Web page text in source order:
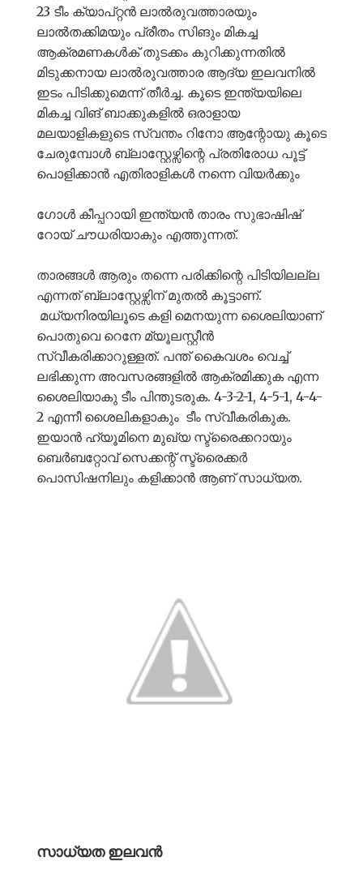
23 ടീം ക്യാപ്റ്റൻ ലാൽരുവത്താരയും
ലാൽതക്കിമയും പ്രീതം സിങും മികച്ച
ആക്രമണകൾക് തുടക്കം കുറിക്കുന്നതിൽ
മിടുക്കനായ ലാൽരുവത്താര ആദ്യ ഇലവനിൽ
ഇടം പിടിക്കുമെന്ന് തീർച്ച. കൂടെ ഇന്ത്യയിലെ
മികച്ച വിങ് ബാക്കുകളിൽ ഒരാളായ
മലയാളികളുടെ സ്വന്തം റിനോ ആന്റോയു കൂടെ
ചേരുമ്പോൾ ബ്ലാസ്റ്റേഴ്സിന്റെ പ്രതിരോധ പൂട്ട്
പൊളിക്കാൻ എതിരാളികൾ നന്നെ വിയർക്കും
ഗോൾ കീപ്പറായി ഇന്ത്യൻ താരം സുഭാഷിഷ്
റോയ് ചൗധരിയാകും എത്തുന്നത്.
താരങ്ങൾ ആരും തന്നെ പരിക്കിന്റെ പിടിയിലല്ല
എന്നത് ബ്ലാസ്റ്റേഴ്സിന് മുതൽ കൂട്ടാണ്.
മധ്യനിരയിലൂടെ കളി മെനയുന്ന ശൈലിയാണ്
പൊതുവെ റെനേ മ്യൂലസ്റ്റീൻ
സ്വീകരിക്കാറുള്ളത്. പന്ത് കൈവശം വെച്ച്
ലഭിക്കുന്ന അവസരങ്ങളിൽ ആക്രമിക്കുക എന്ന
ശൈലിയാകു ടീം പിന്തുടരുക. 4-3-2-1, 4-5-1, 4-4-
2 എന്നീ ശൈലികളാകും ടീം സ്വീകരികുക.
ഇയാൻ ഹ്യൂമിനെ മുഖ്യ സ്ട്രൈക്കറായും
ബെർബറ്റോവ് സെക്കന്റ് സ്ട്രൈക്കർ
പൊസിഷനിലും കളിക്കാൻ ആണ് സാധ്യത.
സാധ്യത ഇലവൻ